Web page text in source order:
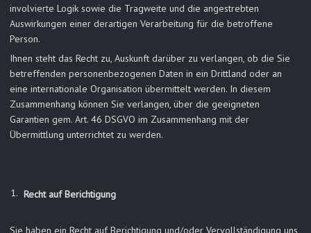
involvierte Logik sowie die Tragweite und die angestrebten
Auswirkungen einer derartigen Verarbeitung für die betroffene
Person.
Ihnen steht das Recht zu, Auskunft darüber zu verlangen, ob die Sie
betreffenden personenbezogenen Daten in ein Drittland oder an
eine internationale Organisation übermittelt werden. In diesem
Zusammenhang können Sie verlangen, über die geeigneten
Garantien gem. Art. 46 DSGVO im Zusammenhang mit der
Übermittlung unterrichtet zu werden.
Recht auf Berichtigung
Sie haben ein Recht auf Berichtigung und/oder Vervollständigung uns